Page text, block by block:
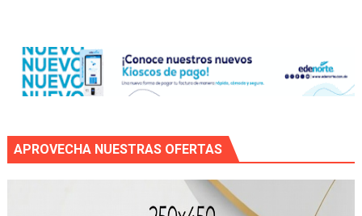
APROVECHA NUESTRAS OFERTAS